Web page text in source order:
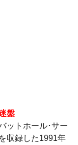
盤
ットホール･サー
収録した1991年